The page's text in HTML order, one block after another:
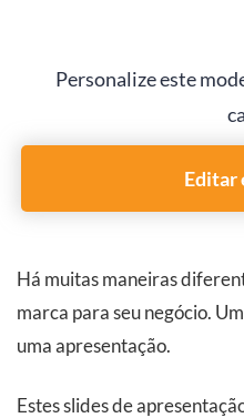
Personalize este
Editar
Há muitas maneiras
marca para seu negócio.
uma apresentação.
Estes slides de